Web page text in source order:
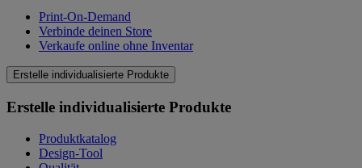
Print-On-Demand
Verbinde deinen Store
Verkaufe online ohne Inventar
Erstelle individualisierte Produkte
Erstelle individualisierte Produkte
Produktkatalog
Design-Tool